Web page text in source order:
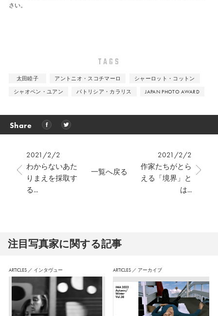
さい。
TAGS
太田睦子 アントニオ・スコチマーロ
シャーロット・コットン
シャオペン・ユアン
パトリシア・カラリス JAPAN PHOTO AWARD
Share
2021/2/2
わからないあた
りまえを採取す
る...
2021/2/2
作家たちがとら
える「境界」と
は...
一覧へ戻る
注⽬写真家に関する記事
ARTICLES ／ インタヴュー ARTICLES ／ アーカイブ